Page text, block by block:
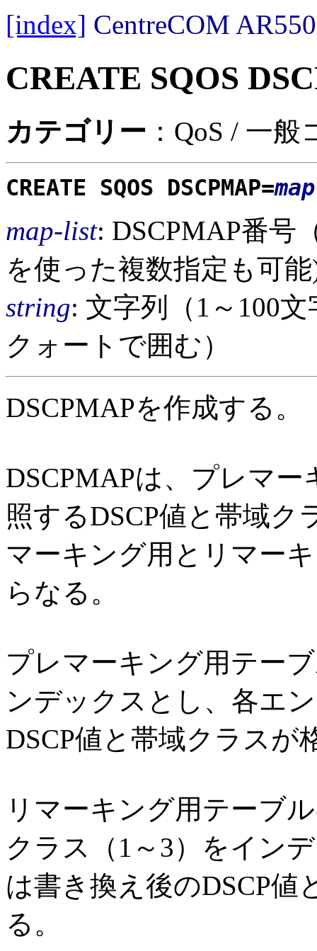
[index] CentreCOM
CREATE SQOS
カテゴリー ：QoS / 一
CREATE SQOS DSCPMAP=
map-list: DSCPMAP番号
を使った複数指定も可
string: 文字列（1～100
クォートで囲む）
DSCPMAPを作成する。
DSCPMAPは、プレマ
照するDSCP値と帯域
マーキング用とリマー
らなる。
プレマーキング用テー
ンデックスとし、各エ
DSCP値と帯域クラスが
リマーキング用テーブ
クラス（1～3）をイン
は書き換え後のDSCP
る。